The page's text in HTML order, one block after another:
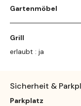
Gartenmöbel
Grill
erlaubt : ja
Sicherheit &
Parkplatz